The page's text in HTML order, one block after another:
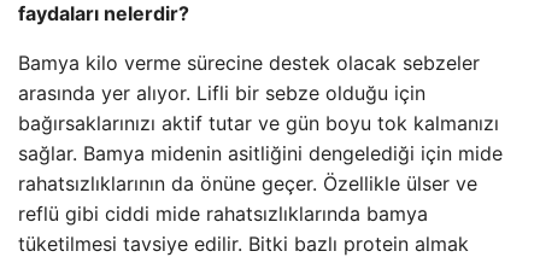
faydaları nelerdir?
Bamya kilo verme sürecine destek olacak sebzeler
arasında yer alıyor. Lifli bir sebze olduğu için
bağırsaklarınızı aktif tutar ve gün boyu tok kalmanızı
sağlar. Bamya midenin asitliğini dengelediği için mide
rahatsızlıklarının da önüne geçer. Özellikle ülser ve
reflü gibi ciddi mide rahatsızlıklarında bamya
tüketilmesi tavsiye edilir. Bitki bazlı protein almak